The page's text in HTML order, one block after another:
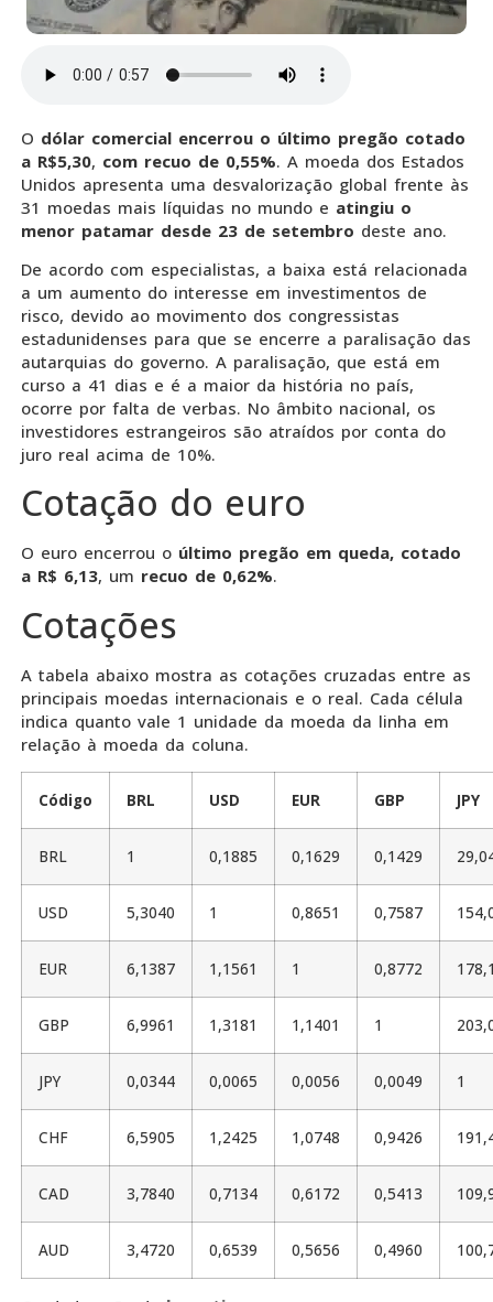
O dólar comercial encerrou o último pregão cotado
a R$5,30, com recuo de 0,55%. A moeda dos Estados
Unidos apresenta uma desvalorização global frente às
31 moedas mais líquidas no mundo e atingiu o
menor patamar desde 23 de setembro deste ano.
De acordo com especialistas, a baixa está relacionada
a um aumento do interesse em investimentos de
risco, devido ao movimento dos congressistas
estadunidenses para que se encerre a paralisação das
autarquias do governo. A paralisação, que está em
curso a 41 dias e é a maior da história no país,
ocorre por falta de verbas. No âmbito nacional, os
investidores estrangeiros são atraídos por conta do
juro real acima de 10%.
Cotação do euro
O euro encerrou o último pregão em queda, cotado
a R$ 6,13, um recuo de 0,62%.
Cotações
A tabela abaixo mostra as cotações cruzadas entre as
principais moedas internacionais e o real. Cada célula
indica quanto vale 1 unidade da moeda da linha em
relação à moeda da coluna.
Código BRL USD EUR GBP JPY
BRL 1 0,1885 0,1629 0,1429
USD 5,3040 1 0,8651 0,7587
EUR 6,1387 1,1561 1 0,8772
GBP 6,9961 1,3181 1,1401 1
JPY 0,0344 0,0065 0,0056 0,0049 1
CHF 6,5905 1,2425 1,0748 0,9426
CAD 3,7840 0,7134 0,6172 0,5413
AUD 3,4720 0,6539 0,5656 0,4960